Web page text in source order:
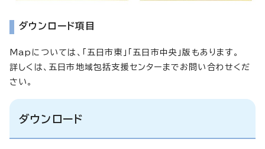
ダウンロード項目
Mapについては、「五日市東」「五日市中央」版もあります。
詳しくは、五日市地域包括支援センターまでお問い合わせくだ
さい。
ダウンロード